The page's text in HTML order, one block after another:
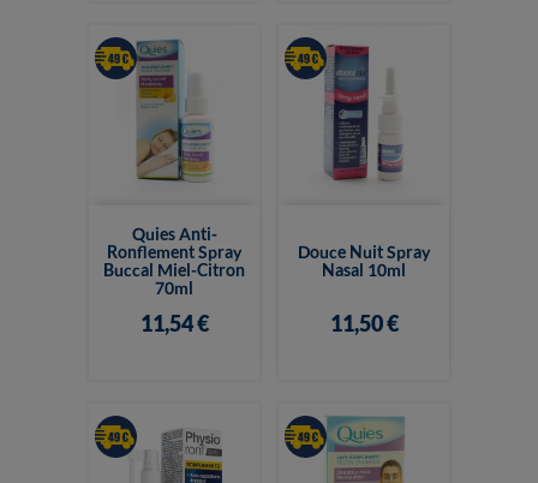
Quies Anti-
Ronflement Spray
Buccal Miel-Citron
70ml
11,54 €
Douce Nuit Spray
Nasal 10ml
11,50 €